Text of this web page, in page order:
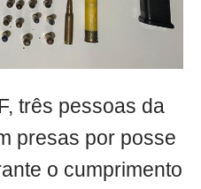
três pessoas da
presas por posse
o cumprimento